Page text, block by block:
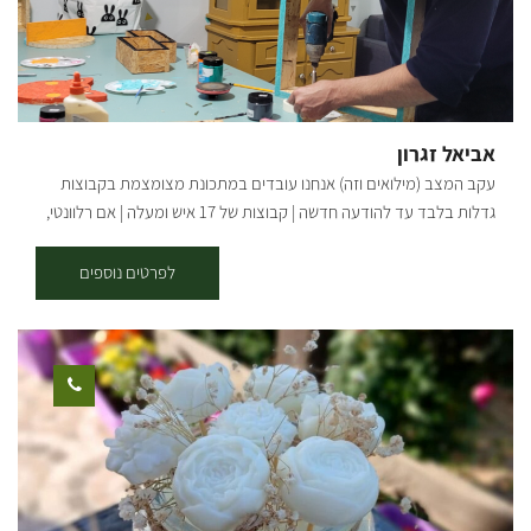
אביאל זגרון
עקב המצב (מילואים וזה) אנחנו עובדים במתכונת מצומצמת בקבוצות
גדלות בלבד עד להודעה חדשה | קבוצות של 17 איש ומעלה | אם רלוונטי,
לסטודיו שלנו במושב תקומה, בו אני מעביר סדנת עץ חוויתית תוך לימוד
טכניקות שונות שתרכשו במהלך הסדנה - אנחנו נשייף נבריג ונצבע מוצר
עץ לבחירה מתוך מוצרים שונים: מדפים בצורות מיוחדות, ארגזי עץ
לאחסון, מתלים למפתחות, מוביילים, שעונים, אביזרים שונים לבית, לחדרי
ילדים ועוד. את המוצרים ניתן לקחת הביתה מיד בתום הסדנה. מתאים
לגילאי 6 ומעלה משך הסדנה כשעה מחיר: 155 ש"ח למשתתף
לפרטים נוספים